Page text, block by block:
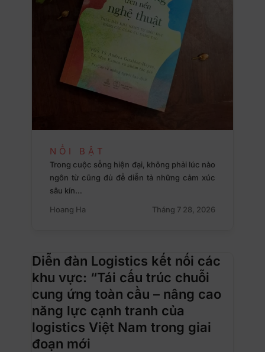
NỔI BẬT
Trong cuộc sống hiện đại, không phải lúc nào
ngôn từ cũng đủ để diễn tả những cảm xúc
sâu kín…
Hoang Ha
Tháng 7 28, 2026
Diễn đàn Logistics kết nối các
khu vực: “Tái cấu trúc chuỗi
cung ứng toàn cầu – nâng cao
năng lực cạnh tranh của
logistics Việt Nam trong giai
đoạn mới